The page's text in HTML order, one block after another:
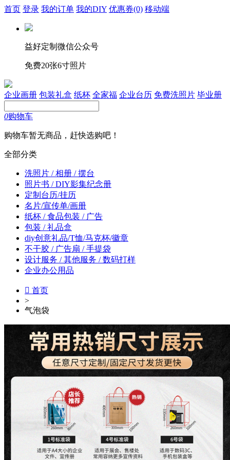
首页 登录 我的订单 我的DIY 优惠券(0) 移动端
益好定制微信公众号
免费20张6寸照片
企业画册 包装礼盒 纸杯 全家福 企业台历 免费洗照片 毕业册
0购物车
购物车暂无商品，赶快选购吧！
全部分类
洗照片 / 相册 / 摆台
照片书 / DIY影集纪念册
定制台历/挂历
名片/宣传单/画册
纸杯 / 食品包装 / 广告
包装 / 礼品盒
diy创意礼品/T恤/马克杯/徽章
不干胶 / 广告扇 / 手提袋
设计服务 / 其他服务 / 数码打样
企业办公用品
 首页
>
气泡袋